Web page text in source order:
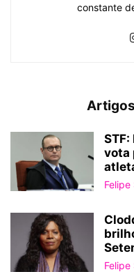
constante
vota
Felipe
Felipe